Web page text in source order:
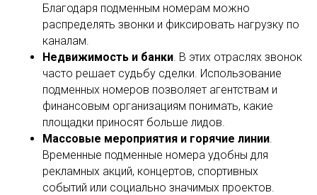
Благодаря подменным номерам можно
распределять звонки и фиксировать нагрузку по
каналам.
Недвижимость и банки. В этих отраслях звонок
часто решает судьбу сделки. Использование
подменных номеров позволяет агентствам и
финансовым организациям понимать, какие
площадки приносят больше лидов.
Массовые мероприятия и горячие линии.
Временные подменные номера удобны для
рекламных акций, концертов, спортивных
событий или социально значимых проектов.